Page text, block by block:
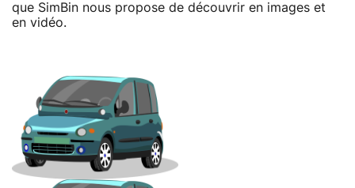
que SimBin nous propose de découvrir en images et
en vidéo.